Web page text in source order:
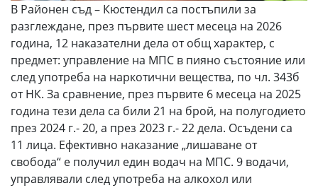
В Районен съд – Кюстендил са постъпили за
разглеждане, през първите шест месеца на 2026
година, 12 наказателни дела от общ характер, с
предмет: управление на МПС в пияно състояние или
след употреба на наркотични вещества, по чл. 343б
от НК. За сравнение, през първите 6 месеца на 2025
година тези дела са били 21 на брой, на полугодието
през 2024 г.- 20, а през 2023 г.- 22 дела. Осъдени са
11 лица. Ефективно наказание „лишаване от
свобода“ е получил един водач на МПС. 9 водачи,
управлявали след употреба на алкохол или